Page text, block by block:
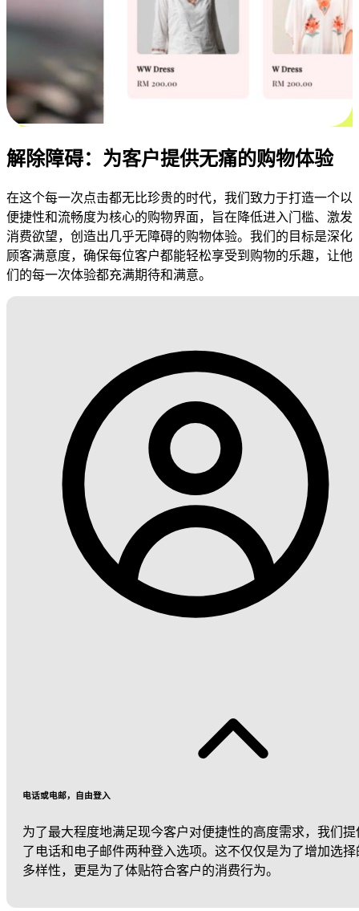
解除障碍：为客户提供无痛的购物体验
在这个每一次点击都无比珍贵的时代，我们致力于打造一个以
便捷性和流畅度为核心的购物界面，旨在降低进入门槛、激发
消费欲望，创造出几乎无障碍的购物体验。我们的目标是深化
顾客满意度，确保每位客户都能轻松享受到购物的乐趣，让他
们的每一次体验都充满期待和满意。
电话或电邮，自由登入
为了最大程度地满足现今客户对便捷性的高度需求，我们提
了电话和电子邮件两种登入选项。这不仅仅是为了增加选择
多样性，更是为了体贴符合客户的消费行为。